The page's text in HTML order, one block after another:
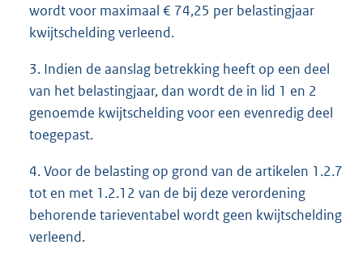
wordt voor maximaal € 74,25 per belastingjaar
kwijtschelding verleend.
3. Indien de aanslag betrekking heeft op een deel
van het belastingjaar, dan wordt de in lid 1 en 2
genoemde kwijtschelding voor een evenredig deel
toegepast.
4. Voor de belasting op grond van de artikelen 1.2.7
tot en met 1.2.12 van de bij deze verordening
behorende tarieventabel wordt geen kwijtschelding
verleend.